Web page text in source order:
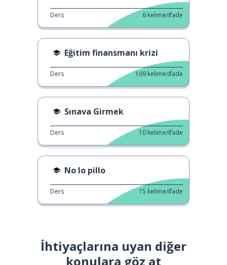
Ders 6 kelime/ifade
Eğitim finansmanı krizi
Ders 169 kelime/ifade
Sınava Girmek
Ders 10 kelime/ifade
No lo pillo
Ders 15 kelime/ifade
İhtiyaçlarına uyan diğer
konulara göz at